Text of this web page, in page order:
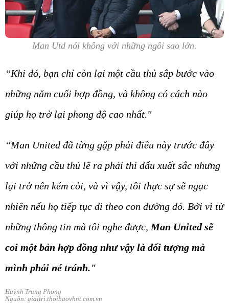
Man Utd nói không với những ngôi sao lớn.
“Khi đó, bạn chỉ còn lại một cầu thủ sắp bước vào
những năm cuối hợp đồng, và không có cách nào
giúp họ trở lại phong độ cao nhất."
“Man United đã từng gặp phải điều này trước đây
với những cầu thủ lẽ ra phải thi đấu xuất sắc nhưng
lại trở nên kém cỏi, và vì vậy, tôi thực sự sẽ ngạc
nhiên nếu họ tiếp tục đi theo con đường đó. Bởi vì từ
những thông tin mà tôi nghe được,Man United sẽ
coi một bản hợp đồng như vậy là đối tượng mà
mình phải né tránh."
Huỳnh Trung Phong
Nguồn: giaitri.thoibaovhnt.com.vn